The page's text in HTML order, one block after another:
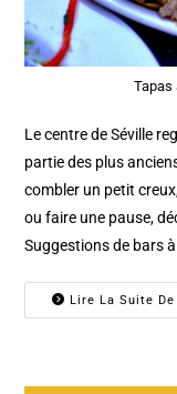
Tapas
Le centre de Séville
partie des plus
combler un petit
ou faire une pause,
Suggestions de bars
Lire La Suite